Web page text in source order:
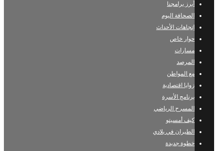
أبرز برامجنا
الصحافة اليوم
إتجاهات الأحداث
حوار خاص
مسارات
المرصد
مع المواطن
زوايا اقتصادية
برنامج الأسرة
المسرح الرياضي
كيف أمسيتو
الطيران في بلادي
خطوة جديدة